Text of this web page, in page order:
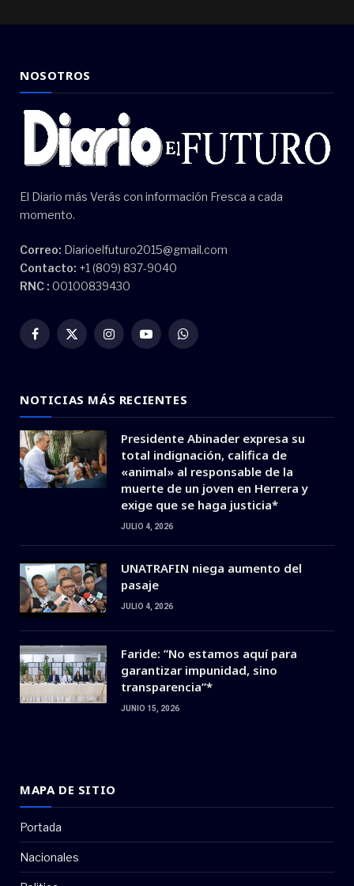
NOSOTROS
El Diario más Verás con información Fresca a cada
momento.
Correo: Diarioelfuturo2015@gmail.com
Contacto: +1 (809) 837-9040
RNC : 00100839430
Facebook
X
InstagramYouTubeWhatsApp
NOTICIAS MÁS RECIENTES
Presidente Abinader expresa su
total indignación, califica de
«animal» al responsable de la
muerte de un joven en Herrera y
exige que se haga justicia*
JULIO 4, 2026
UNATRAFIN niega aumento del
pasaje
JULIO 4, 2026
Faride: ”No estamos aquí para
garantizar impunidad, sino
transparencia”*
JUNIO 15, 2026
MAPA DE SITIO
Portada
Nacionales